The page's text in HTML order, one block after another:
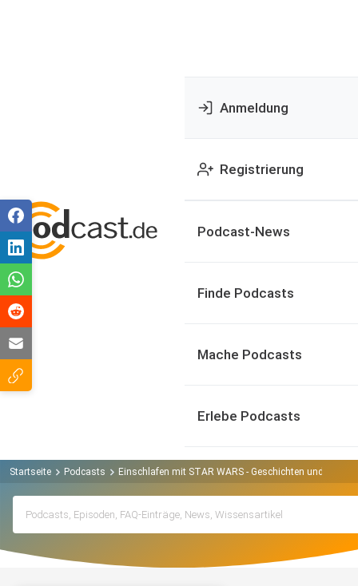
Anmeldung
Registrierung
Podcast-News
Finde Podcasts
Mache Podcasts
Erlebe Podcasts
Startseite Podcasts Einschlafen mit STAR WARS - Geschichten und